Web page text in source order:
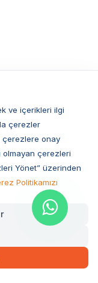
ve içerikleri ilgi
çerezler
çerezlere onay
olmayan çerezleri
Yönet” üzerinden
Politikamızı